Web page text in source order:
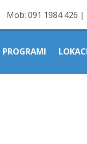
Mob: 091 1984 426 |
PROGRAMI